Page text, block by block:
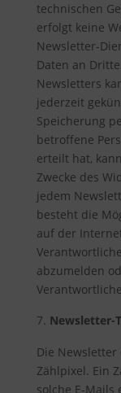
technischen
erfolgt keine
Newsletter-
Daten an
Newsletters
jederzeit
Speicherung
betroffene
erteilt hat,
Zwecke des
jedem
besteht die
auf der
abzumelden
Newsletter-
Die
Zählpixel. Ein
solche E-Mails